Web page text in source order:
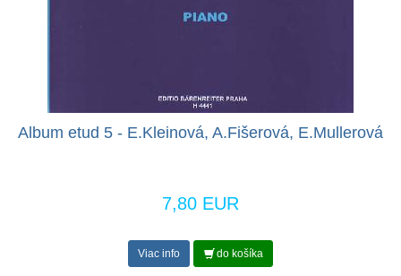
Album etud 5 - E.Kleinová, A.Fišerová, E.Mullerová
7,80 EUR
Viac info do košíka